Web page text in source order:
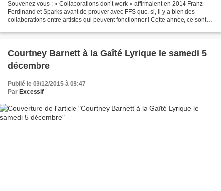
Souvenez-vous : « Collaborations don’t work » affirmaient en 2014 Franz
Ferdinand et Sparks avant de prouver avec FFS que, si, il y a bien des
collaborations entre artistes qui peuvent fonctionner ! Cette année, ce sont
Courtney Barnett à la Gaîté Lyrique le samedi 5
décembre
Publié le 09/12/2015 à 08:47
Par Excessif